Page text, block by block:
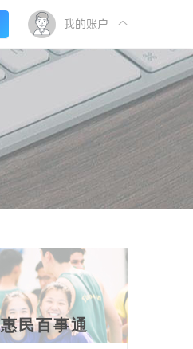
我的账户
惠民百事通